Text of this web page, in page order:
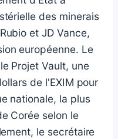
des minerais
et JD Vance,
européenne. Le
Projet Vault, une
de l'EXIM pour
nationale, la plus
Corée selon le
le secrétaire